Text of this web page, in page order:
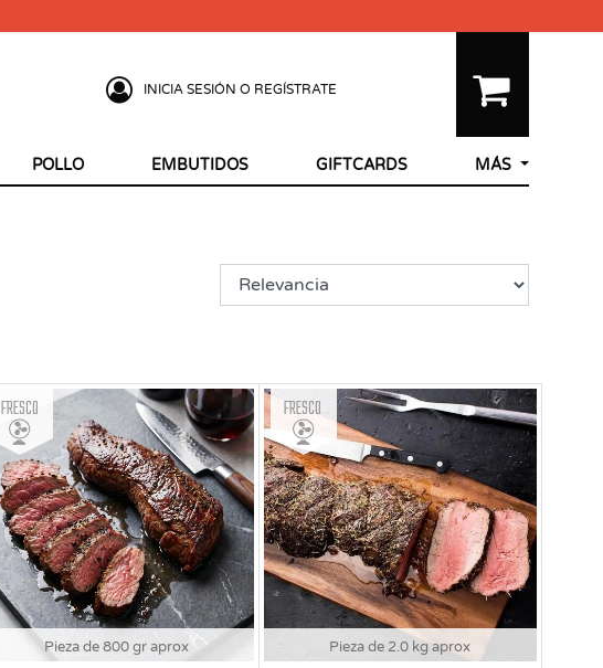
INICIA SESIÓN O REGÍSTRATE
POLLO EMBUTIDOS GIFTCARDS MÁS
Pieza de 800 gr aprox
Fresco
Pieza de 2.0 kg aprox
Fresco